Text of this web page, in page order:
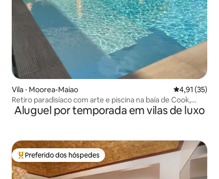
Vila ⋅ Moorea-Maiao 4,91 de uma
4,91 (35)
Retiro paradisíaco com arte e piscina na baía de Cook,
Moorea
Aluguel por temporada em vilas de luxo
Entre os melhores preferidos dos hóspedes
Preferido dos hóspedes